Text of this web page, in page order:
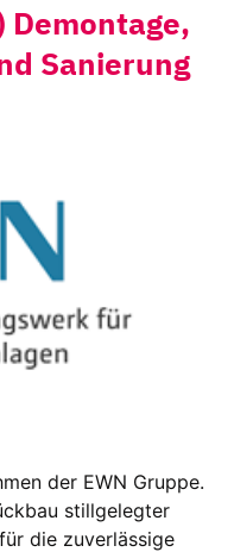
Sanierung
der EWN Gruppe.
stillgelegter
die zuverlässige